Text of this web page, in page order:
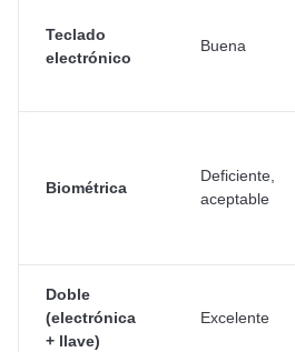
Teclado
electrónico
Buena
Biométrica
Deficiente,
aceptable
Doble
(electrónica
+ llave)
Excelente